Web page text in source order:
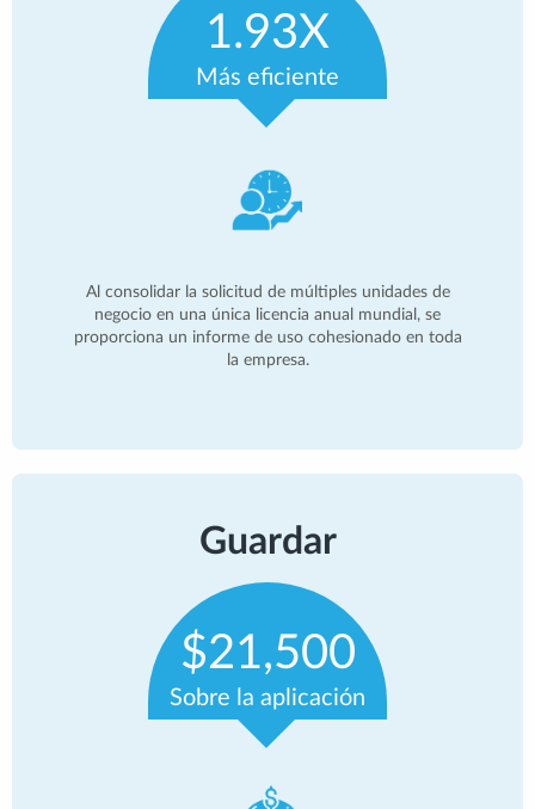
1.93X
Más eficiente
Al consolidar la solicitud de múltiples unidades de
negocio en una única licencia anual mundial, se
proporciona un informe de uso cohesionado en toda
la empresa.
Guardar
$21,500
Sobre la aplicación